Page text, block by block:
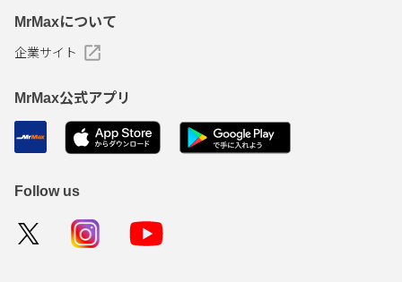
MrMaxについて
企業サイト
MrMax公式アプリ
Follow us